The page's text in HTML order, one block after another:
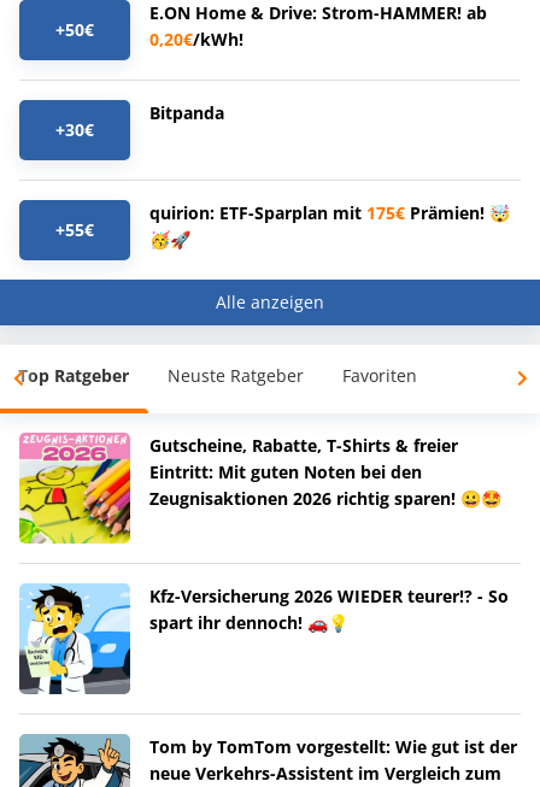
+50€
E.ON Home & Drive: Strom-HAMMER! ab
0,20€/kWh!
+30€
Bitpanda
+55€
quirion: ETF-Sparplan mit 175€ Prämien! 🤯
🥳🚀
Alle anzeigen
Top Ratgeber Neuste Ratgeber Favoriten
Gutscheine, Rabatte, T-Shirts & freier
Eintritt: Mit guten Noten bei den
Zeugnisaktionen 2026 richtig sparen! 😀🤩
Kfz-Versicherung 2026 WIEDER teurer!? - So
spart ihr dennoch! 🚗💡
Tom by TomTom vorgestellt: Wie gut ist der
neue Verkehrs-Assistent im Vergleich zum